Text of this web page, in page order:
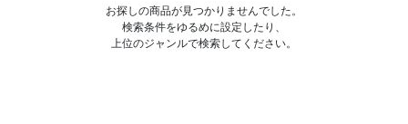
お探しの商品が見つかりませんでした。
検索条件をゆるめに設定したり、
上位のジャンルで検索してください。